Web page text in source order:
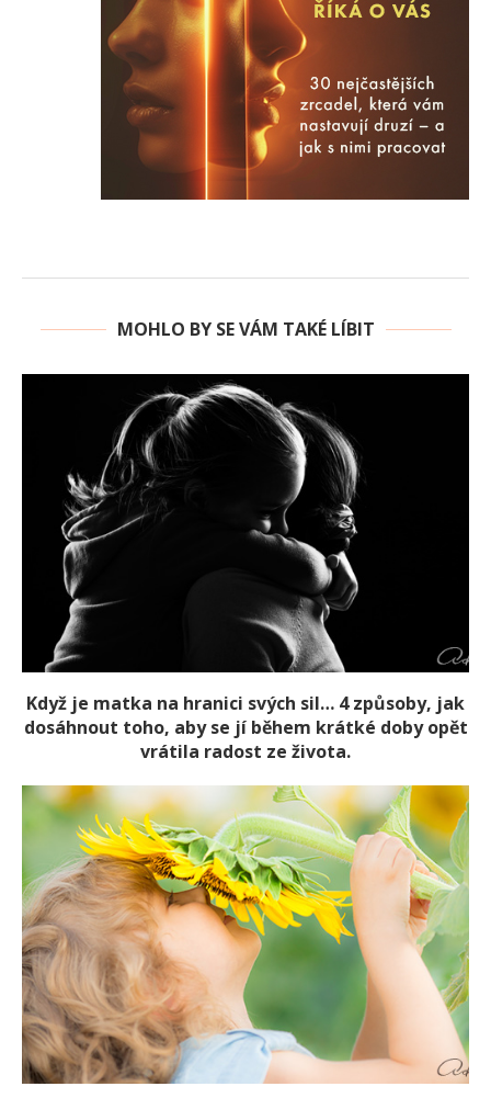
MOHLO BY SE VÁM TAKÉ LÍBIT
Když je matka na hranici svých sil… 4 způsoby, jak
dosáhnout toho, aby se jí během krátké doby opět
vrátila radost ze života.